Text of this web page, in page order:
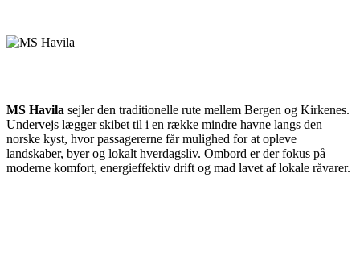
MS Havila sejler den traditionelle rute mellem Bergen og Kirkenes.
Undervejs lægger skibet til i en række mindre havne langs den
norske kyst, hvor passagererne får mulighed for at opleve
landskaber, byer og lokalt hverdagsliv. Ombord er der fokus på
moderne komfort, energieffektiv drift og mad lavet af lokale råvarer.